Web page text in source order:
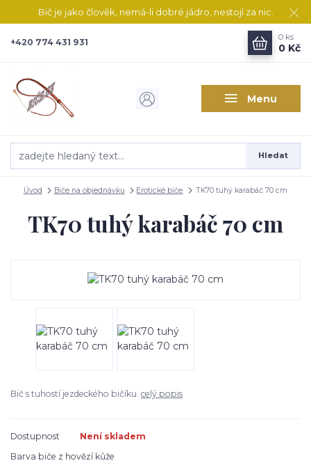
Bič je jako člověk, nemá-li dobré jádro, nestojí za nic.
Menu
Hledat
+420 774 431 931
0 ks
0 Kč
Úvod Biče na objednávku Erotické biče TK70 tuhý karabáč 70 cm
TK70 tuhý karabáč 70 cm
Bič s tuhostí jezdeckého bičíku. celý popis
Dostupnost
Není skladem
Barva biče z hovězí kůže